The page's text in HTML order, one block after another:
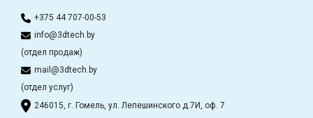
+375 44 707-00-53
info@3dtech.by
(отдел продаж)
mail@3dtech.by
(отдел услуг)
246015, г. Гомель, ул. Лепешинского д.7И, оф. 7